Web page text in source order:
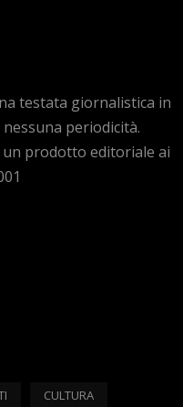
testata giornalistica in
periodicità.
prodotto editoriale ai
CULTURA